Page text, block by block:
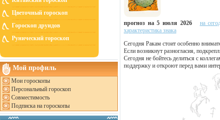
Цветочный гороскоп
Гороскоп друидов
Рунический гороскоп
Мой профиль
Мои гороскопы
Персональный гороскоп
Совместимость
Подписка на гороскопы
прогноз на 5 июля 2026
на
характеристика знака
Сегодня Ракам стоит особенно
Если возникнут разногласия,
Сегодня не бойтесь делиться с
поддержку и откроют перед вами